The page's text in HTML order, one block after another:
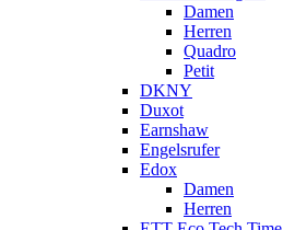
Damen
Herren
Quadro
Petit
DKNY
Duxot
Earnshaw
Engelsrufer
Edox
Damen
Herren